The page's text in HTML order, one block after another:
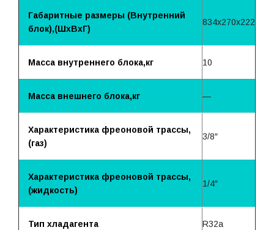
Габаритные размеры (Внутренний
блок),(ШхВхГ)
834x270x222
Масса внутреннего блока,кг 10
Масса внешнего блока,кг —
Характеристика фреоновой трассы,
(газ)
3/8″
Характеристика фреоновой трассы,
(жидкость)
1/4″
Тип хладагента R32a